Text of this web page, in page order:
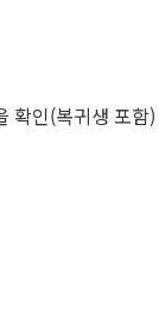
확인(복귀생 포함)